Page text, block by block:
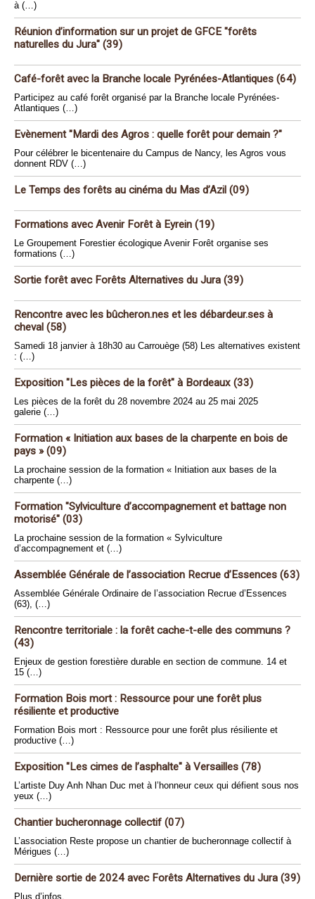
à (…)
Réunion d’information sur un projet de GFCE "forêts
naturelles du Jura" (39)
Café-forêt avec la Branche locale Pyrénées-Atlantiques (64)
Participez au café forêt organisé par la Branche locale Pyrénées-
Atlantiques (…)
Evènement "Mardi des Agros : quelle forêt pour demain ?"
Pour célébrer le bicentenaire du Campus de Nancy, les Agros vous
donnent RDV (…)
Le Temps des forêts au cinéma du Mas d’Azil (09)
Formations avec Avenir Forêt à Eyrein (19)
Le Groupement Forestier écologique Avenir Forêt organise ses
formations (…)
Sortie forêt avec Forêts Alternatives du Jura (39)
Rencontre avec les bûcheron.nes et les débardeur.ses à
cheval (58)
Samedi 18 janvier à 18h30 au Carrouège (58) Les alternatives existent
: (…)
Exposition "Les pièces de la forêt" à Bordeaux (33)
Les pièces de la forêt du 28 novembre 2024 au 25 mai 2025
galerie (…)
Formation « Initiation aux bases de la charpente en bois de
pays » (09)
La prochaine session de la formation « Initiation aux bases de la
charpente (…)
Formation "Sylviculture d’accompagnement et battage non
motorisé" (03)
La prochaine session de la formation « Sylviculture
d’accompagnement et (…)
Assemblée Générale de l’association Recrue d’Essences (63)
Assemblée Générale Ordinaire de l’association Recrue d’Essences
(63), (…)
Rencontre territoriale : la forêt cache-t-elle des communs ?
(43)
Enjeux de gestion forestière durable en section de commune. 14 et
15 (…)
Formation Bois mort : Ressource pour une forêt plus
résiliente et productive
Formation Bois mort : Ressource pour une forêt plus résiliente et
productive (…)
Exposition "Les cimes de l’asphalte" à Versailles (78)
L’artiste Duy Anh Nhan Duc met à l’honneur ceux qui défient sous nos
yeux (…)
Chantier bucheronnage collectif (07)
L’association Reste propose un chantier de bucheronnage collectif à
Mérigues (…)
Dernière sortie de 2024 avec Forêts Alternatives du Jura (39)
Plus d’infos.